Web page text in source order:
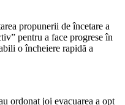
propunerii de încetare a
pentru a face progrese în
o încheiere rapidă a
ordonat joi evacuarea a opt